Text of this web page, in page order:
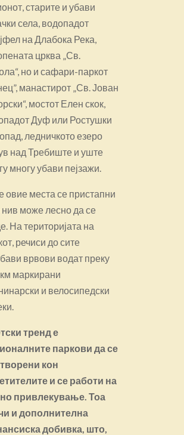
старите и убави
села, водопадот
на Длабока Река,
црква „Св.
но и сафари-паркот
манастирот „Св. Јован
мостот Елен скок,
Дуф или Ростушки
ледничкото езеро
над Требиште и уште
многу убави пејзажи.
овие места се пристапни
нив може лесно да се
На територијата на
речиси до сите
врвови водат преку
маркирани
и велосипедски
тренд е
паркови да се
кон
и се работи на
привлекување. Тоа
и дополнителна
добивка, што,